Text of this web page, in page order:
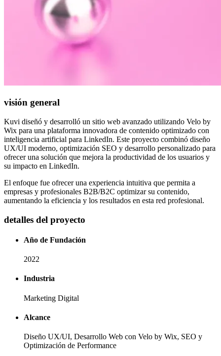
visión general
Kuvi diseñó y desarrolló un sitio web avanzado utilizando Velo by
Wix para una plataforma innovadora de contenido optimizado con
inteligencia artificial para LinkedIn. Este proyecto combinó diseño
UX/UI moderno, optimización SEO y desarrollo personalizado para
ofrecer una solución que mejora la productividad de los usuarios y
su impacto en LinkedIn.
El enfoque fue ofrecer una experiencia intuitiva que permita a
empresas y profesionales B2B/B2C optimizar su contenido,
aumentando la eficiencia y los resultados en esta red profesional.
detalles del proyecto
Año de Fundación
2022
Industria
Marketing Digital
Alcance
Diseño UX/UI, Desarrollo Web con Velo by Wix, SEO y
Optimización de Performance